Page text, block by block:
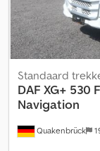
Quakenbrück
Standaard
DAF XG+ 530
Navigation